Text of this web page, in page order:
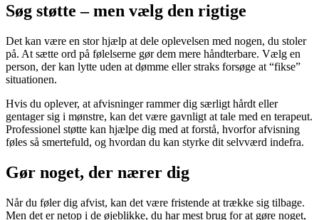
Søg støtte – men vælg den rigtige
Det kan være en stor hjælp at dele oplevelsen med nogen, du stoler
på. At sætte ord på følelserne gør dem mere håndterbare. Vælg en
person, der kan lytte uden at dømme eller straks forsøge at “fikse”
situationen.
Hvis du oplever, at afvisninger rammer dig særligt hårdt eller
gentager sig i mønstre, kan det være gavnligt at tale med en terapeut.
Professionel støtte kan hjælpe dig med at forstå, hvorfor afvisning
føles så smertefuld, og hvordan du kan styrke dit selvværd indefra.
Gør noget, der nærer dig
Når du føler dig afvist, kan det være fristende at trække sig tilbage.
Men det er netop i de øjeblikke, du har mest brug for at gøre noget,